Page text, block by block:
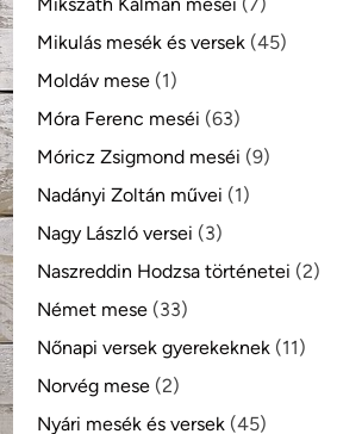
Mikulás mesék és versek (45)
Moldáv mese (1)
Móra Ferenc meséi (63)
Móricz Zsigmond meséi (9)
Nadányi Zoltán művei (1)
Nagy László versei (3)
Naszreddin Hodzsa történetei (2)
Német mese (33)
Nőnapi versek gyerekeknek (11)
Norvég mese (2)
Nyári mesék és versek (45)